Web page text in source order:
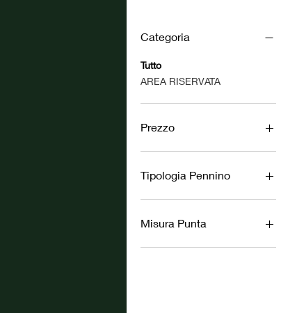
Categoria
Tutto
AREA RISERVATA
Prezzo
Tipologia Pennino
Misura Punta
0.9